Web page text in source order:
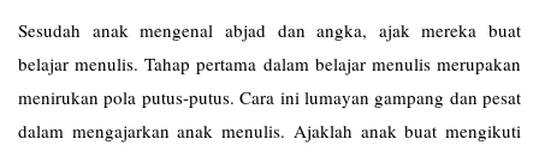
Sesudah anak mengenal abjad dan angka, ajak mereka buat
belajar menulis. Tahap pertama dalam belajar menulis merupakan
menirukan pola putus-putus. Cara ini lumayan gampang dan pesat
dalam mengajarkan anak menulis. Ajaklah anak buat mengikuti